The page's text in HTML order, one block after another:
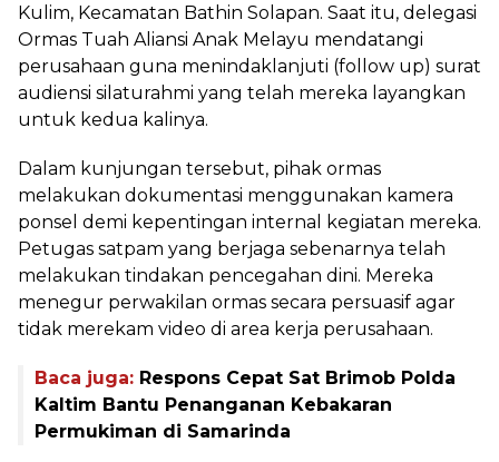
Kulim, Kecamatan Bathin Solapan. Saat itu, delegasi
Ormas Tuah Aliansi Anak Melayu mendatangi
perusahaan guna menindaklanjuti (follow up) surat
audiensi silaturahmi yang telah mereka layangkan
untuk kedua kalinya.
Dalam kunjungan tersebut, pihak ormas
melakukan dokumentasi menggunakan kamera
ponsel demi kepentingan internal kegiatan mereka.
Petugas satpam yang berjaga sebenarnya telah
melakukan tindakan pencegahan dini. Mereka
menegur perwakilan ormas secara persuasif agar
tidak merekam video di area kerja perusahaan.
Baca juga: Respons Cepat Sat Brimob Polda
Kaltim Bantu Penanganan Kebakaran
Permukiman di Samarinda